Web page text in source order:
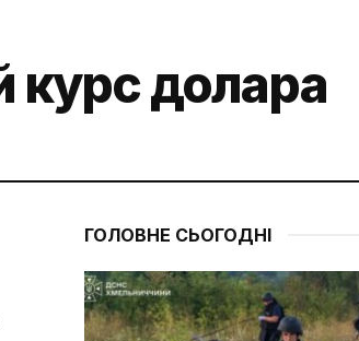
курс долара
ГОЛОВНЕ СЬОГОДНІ